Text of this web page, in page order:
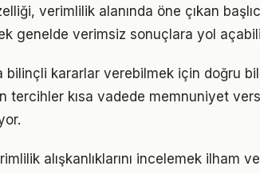
verimlilik alanında öne çıkan
genelde verimsiz sonuçlara yol
bilinçli kararlar verebilmek için doğru
tercihler kısa vadede memnuniyet
alışkanlıklarını incelemek ilham